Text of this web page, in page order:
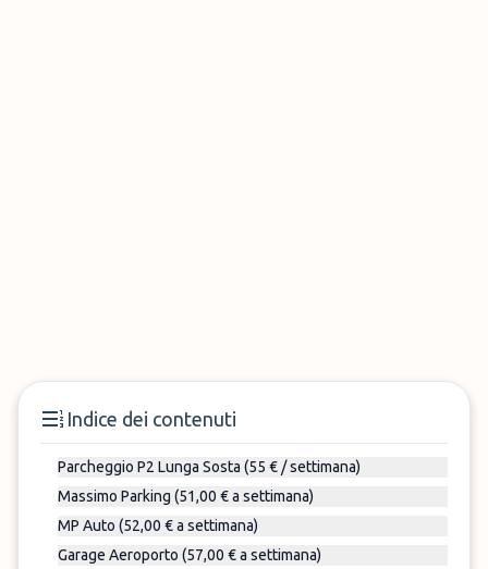
Indice dei contenuti
Parcheggio P2 Lunga Sosta (55 € / settimana)
Massimo Parking (51,00 € a settimana)
MP Auto (52,00 € a settimana)
Garage Aeroporto (57,00 € a settimana)